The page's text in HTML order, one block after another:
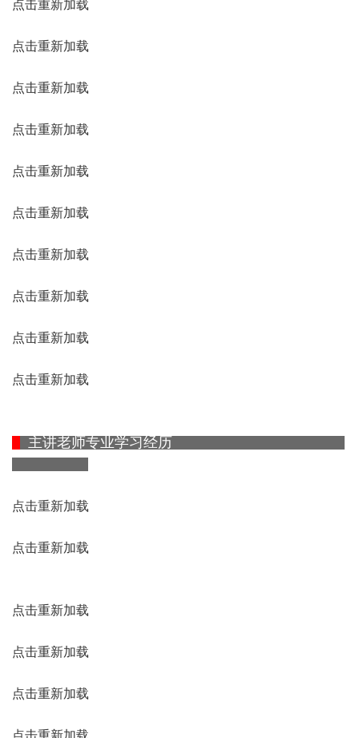
点击重新加载
点击重新加载
点击重新加载
点击重新加载
点击重新加载
点击重新加载
点击重新加载
点击重新加载
点击重新加载
点击重新加载
主讲老师专业学习经历
点击重新加载
点击重新加载
点击重新加载
点击重新加载
点击重新加载
点击重新加载